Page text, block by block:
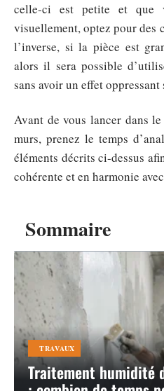
Sommaire
TRAVAUX
Traitement humidité
celle-ci est petite et que
visuellement, optez pour des
l’inverse, si la pièce est
alors il sera possible
sans avoir un effet oppressant
Avant de vous lancer dans
murs, prenez le temps
éléments décrits ci-dessus
cohérente et en harmonie